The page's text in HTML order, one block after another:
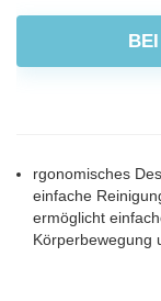
rgonomisches
einfache
ermöglicht
Körperbewegung